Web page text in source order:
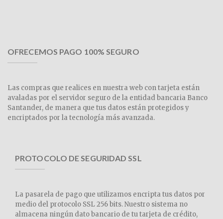
OFRECEMOS PAGO 100% SEGURO
Las compras que realices en nuestra web con tarjeta están
avaladas por el servidor seguro de la entidad bancaria Banco
Santander, de manera que tus datos están protegidos y
encriptados por la tecnología más avanzada.
PROTOCOLO DE SEGURIDAD SSL
La pasarela de pago que utilizamos encripta tus datos por
medio del protocolo SSL 256 bits. Nuestro sistema no
almacena ningún dato bancario de tu tarjeta de crédito,